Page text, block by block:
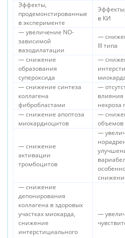
Эффекты,
продемонстированные
в эксперименте
в КИ
— увеличение NO-
зависимой
вазодилатации
—
III типа
— снижение
образования
супероксида
—
— снижение синтеза
коллагена
фибробластами
—
влияния
некроза
— снижение апоптоза
миокардиоцитов
—
— снижение
активации
тромбоцитов
—
— снижение
депонирования
коллагена в здоровых
участках миокарда,
снижение
интерстициального
—